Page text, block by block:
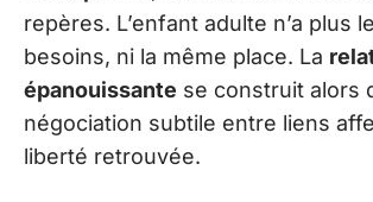
repères. L’enfant adulte n’a plus
besoins, ni la même place. La
épanouissante se construit alors
négociation subtile entre liens
liberté retrouvée.